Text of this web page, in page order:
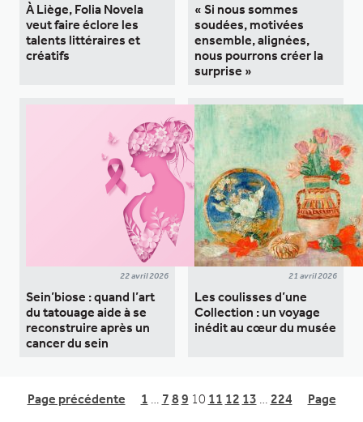
À Liège, Folia Novela
veut faire éclore les
talents littéraires et
créatifs
« Si nous sommes
soudées, motivées
ensemble, alignées,
nous pourrons créer la
surprise »
22 avril 2026
Sein’biose : quand l’art
du tatouage aide à se
reconstruire après un
cancer du sein
21 avril 2026
Les coulisses d’une
Collection : un voyage
inédit au cœur du musée
Page précédente 1 7 8 9 10 11 12 13 224 Page